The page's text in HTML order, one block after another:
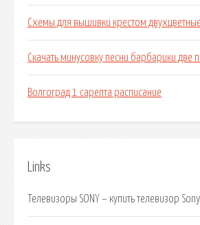
Схемы для вышивки крестом двухцветные
Скачать минусовку песни барбарики две
Волгоград 1 сарепта расписание
Links
Телевизоры SONY – купить телевизор